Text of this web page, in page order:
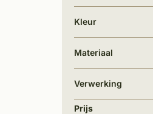
Kleur
Materiaal
Verwerking
Prijs